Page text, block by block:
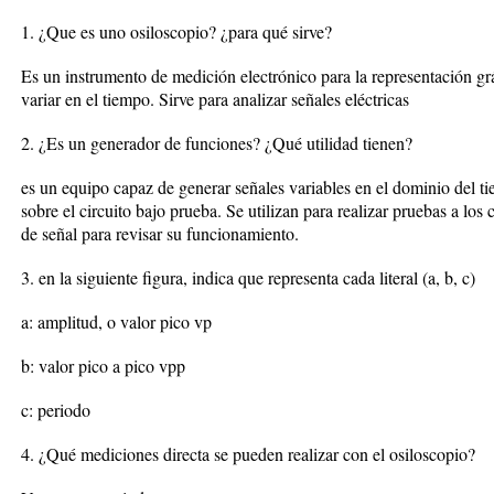
1. ¿Que es uno osiloscopio? ¿para qué sirve?
Es un instrumento de medición electrónico para la representación
variar en el tiempo. Sirve para analizar señales eléctricas
2. ¿Es un generador de funciones? ¿Qué utilidad tienen?
es un equipo capaz de generar señales variables en el dominio del
sobre el circuito bajo prueba. Se utilizan para realizar pruebas a
de señal para revisar su funcionamiento.
3. en la siguiente figura, indica que representa cada literal (a, b, c)
a: amplitud, o valor pico vp
b: valor pico a pico vpp
c: periodo
4. ¿Qué mediciones directa se pueden realizar con el osiloscopio?